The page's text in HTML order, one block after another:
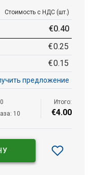
Стоимость с НДС (шт.)
€0.40
€0.25
€0.15
предложение
10
Итого:
€4.00